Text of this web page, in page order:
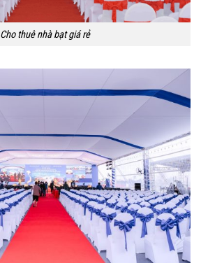
Cho thuê nhà bạt giá rẻ